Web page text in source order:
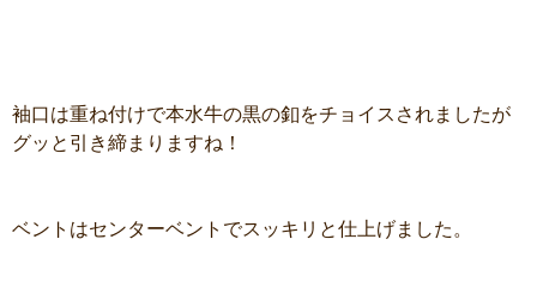
袖口は重ね付けで本水牛の黒の釦をチョイスされましたが
グッと引き締まりますね！
ベントはセンターベントでスッキリと仕上げました。